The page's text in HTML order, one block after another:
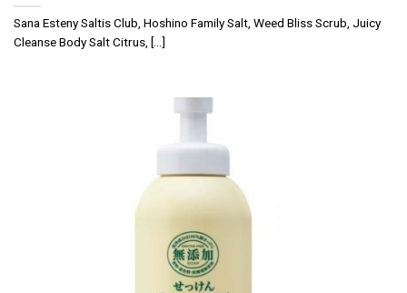
Sana Esteny Saltis Club, Hoshino Family Salt, Weed Bliss Scrub, Juicy
Cleanse Body Salt Citrus, [...]